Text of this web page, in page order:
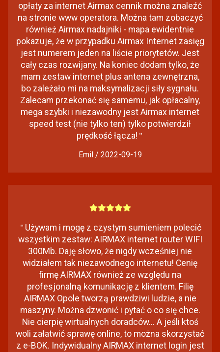
opłaty za internet Airmax cennik można znaleźć
na stronie www operatora. Można tam zobaczyć
również Airmax nadajniki - mapa ewidentnie
pokazuje, że w przypadku Airmax Internet zasięg
jest numerem jeden na liście priorytetów. Jest
cały czas rozwijany. Na koniec dodam tylko, że
mam zestaw internet plus antena zewnętrzna,
bo zależało mi na maksymalizacji siły sygnału.
Zalecam przekonać się samemu, jak opłacalny,
mega szybki i niezawodny jest Airmax internet
speed test (nie tylko ten) tylko potwierdził
prędkość łącza! "
Emil / 2022-09-19
" Używam i mogę z czystym sumieniem polecić
wszystkim zestaw: AIRMAX internet router WIFI
300Mb. Daję słowo, że nigdy wcześniej nie
widziałem tak niezawodnego internetu! Cenię
firmę AIRMAX również ze względu na
profesjonalną komunikację z klientem. Filię
AIRMAX Opole tworzą prawdziwi ludzie, a nie
maszyny. Można dzwonić i pytać o co się chce.
Nie cierpię wirtualnych doradców... A jeśli ktoś
woli załatwić sprawę online, to można skorzystać
z e-BOK. Indywidualny AIRMAX internet login jest